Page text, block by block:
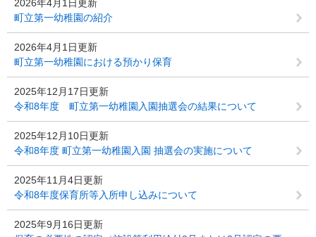
2026年4月1日更新
町立第一幼稚園の紹介
2026年4月1日更新
町立第一幼稚園における預かり保育
2025年12月17日更新
令和8年度 町立第一幼稚園入園抽選会の結果について
2025年12月10日更新
令和8年度 町立第一幼稚園入園 抽選会の実施について
2025年11月4日更新
令和8年度保育所等入所申し込みについて
2025年9月16日更新